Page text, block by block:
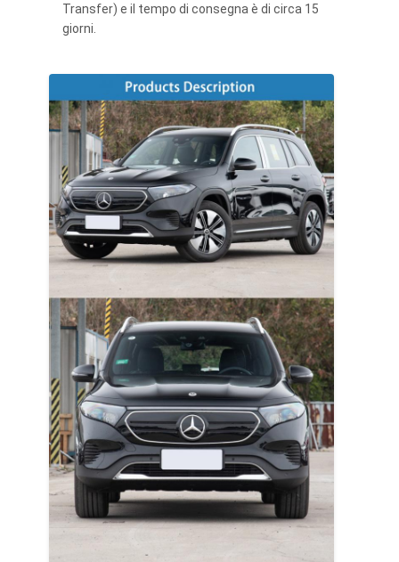
Transfer) e il tempo di consegna è di circa 15
giorni.